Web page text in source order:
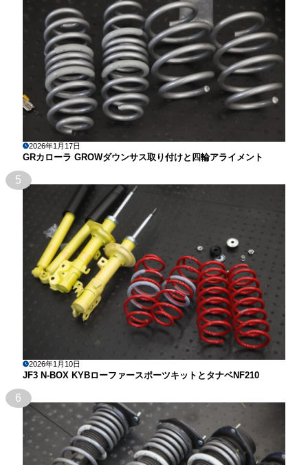
2026年1月17日
GRカローラ GROWダウンサス取り付けと四輪アライメント
5
2026年1月10日
JF3 N-BOX KYBローファースポーツキットとタナベNF210
6